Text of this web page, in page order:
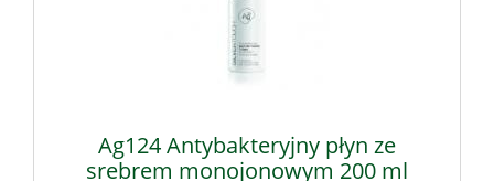
Ag124 Antybakteryjny płyn ze
srebrem monojonowym 200 ml